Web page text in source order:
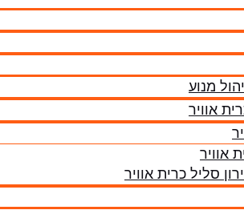
מנוע
אוויר
אוויר
סליל כרית אוויר